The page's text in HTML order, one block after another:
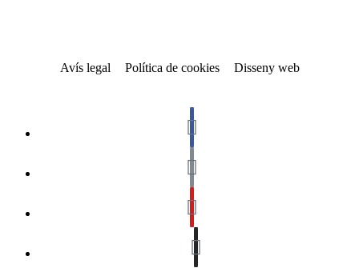
Avís legal Política de cookies Disseny web